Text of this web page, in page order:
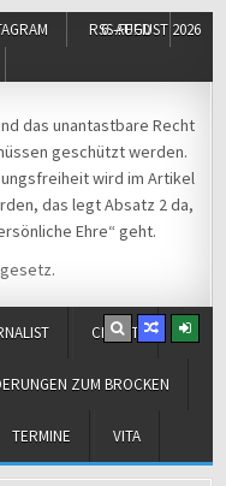
RSS-FEED
6. AUGUST 2026
das unantastbare Recht
geschützt werden.
wird im Artikel
das legt Absatz 2 da,
Ehre“ geht.
.
CHRIST
ZUM BROCKEN
TERMINE VITA